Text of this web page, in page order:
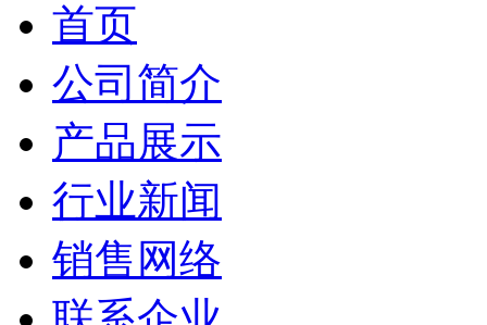
首页
公司简介
产品展示
行业新闻
销售网络